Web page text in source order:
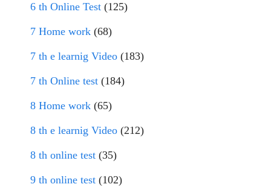
6 th Online Test (125)
7 Home work (68)
7 th e learnig Video (183)
7 th Online test (184)
8 Home work (65)
8 th e learnig Video (212)
8 th online test (35)
9 th online test (102)